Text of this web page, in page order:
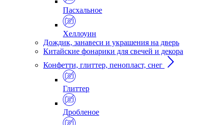
Пасхальное
Хеллоуин
Дождик, занавеси и украшения на дверь
Китайские фонарики для свечей и декора
Конфетти, глиттер, пенопласт, снег
Глиттер
Дробленое